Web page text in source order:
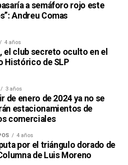
a semáforo rojo este
Andreu Comas
4 años
el club secreto oculto en el
Histórico de SLP
3 años
de enero de 2024 ya no se
estacionamientos de
comerciales
4 años
por el triángulo dorado de
de Luis Moreno